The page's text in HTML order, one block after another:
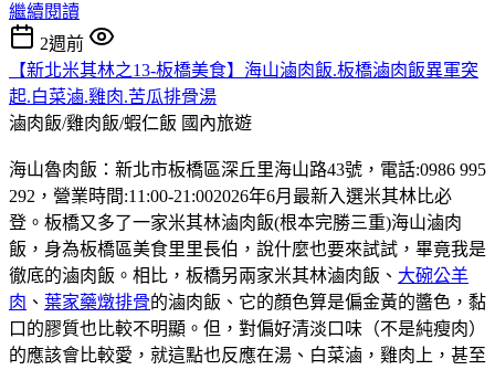
繼續閱讀
2週前
【新北米其林之13-板橋美食】海山滷肉飯.板橋滷肉飯異軍突
起.白菜滷.雞肉.苦瓜排骨湯
滷肉飯/雞肉飯/蝦仁飯 國內旅遊
海山魯肉飯：新北市板橋區深丘里海山路43號，電話:0986 995
292，營業時間:11:00-21:002026年6月最新入選米其林比必
登。板橋又多了一家米其林滷肉飯(根本完勝三重)海山滷肉
飯，身為板橋區美食里里長伯，說什麼也要來試試，畢竟我是
徹底的滷肉飯。相比，板橋另兩家米其林滷肉飯、 大碗公羊
肉 、 葉家藥燉排骨的滷肉飯、它的顏色算是偏金黃的醬色，黏
口的膠質也比較不明顯。但，對偏好清淡口味（不是純瘦肉）
的應該會比較愛，就這點也反應在湯、白菜滷，雞肉上，甚至